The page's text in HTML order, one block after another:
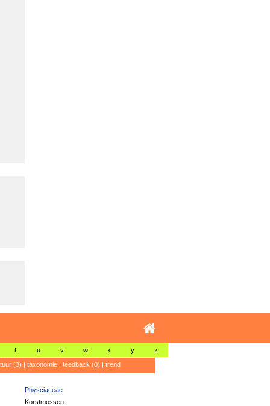
t u v w x y z
(3) | taxonomie| feedback (0) | trend
Physciaceae
Korstmossen